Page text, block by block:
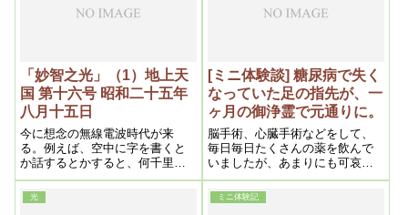
ら、右の意味を教えてやりたい
「妙智之光」（1）地上天
国 第十六号 昭和二十五年
八月十五日
今に想念の無線電波時代が来
る。例えば、空中に字を書くと
か話するとかすると、何千里先
までも通じたり感じたりする。
これは今でも、或程度はある。
人心の機微をつかむなどという
[ミニ体験談] 糖尿病で失く
なっていた足の指先が、一
ヶ月の御浄霊で元通りに。
脳手術、心臓手術などをして、
毎日毎日たくさんの薬を飲んで
いましたが、あまりにも可哀想
で、せめて頭だけでもときどき
おきる痴呆がなんとかなれば
と、一か月、あちこちの原因箇
光 ミニ体験記